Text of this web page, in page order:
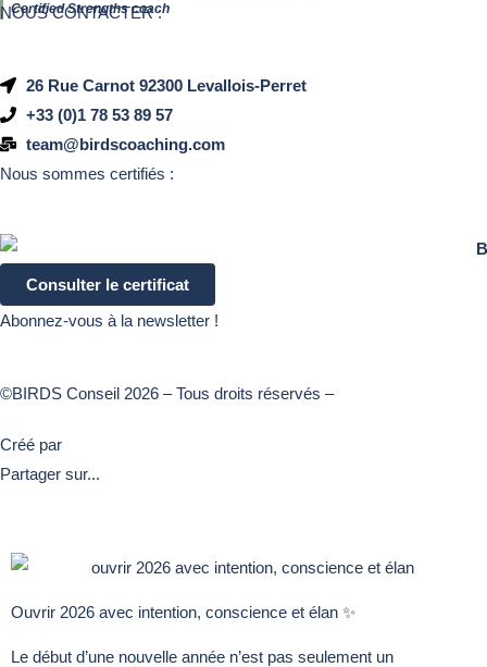
Certified Strengths coach
NOUS CONTACTER :
26 Rue Carnot 92300 Levallois-Perret
+33 (0)1 78 53 89 57
team@birdscoaching.com
Nous sommes certifiés :
Consulter le certificat
Abonnez-vous à la newsletter !
©BIRDS Conseil 2026 – Tous droits réservés –
Créé par
Partager sur...
Ouvrir 2026 avec intention, conscience et élan ✨
Le début d’une nouvelle année n’est pas seulement un